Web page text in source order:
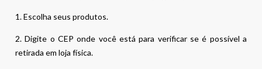
1. Escolha seus produtos.
2. Digite o CEP onde você está para verificar se é possível a
retirada em loja física.